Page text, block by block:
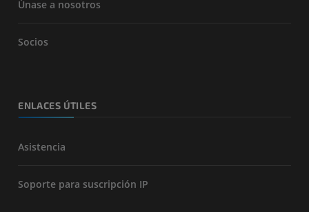
Únase a nosotros
Socios
ENLACES ÚTILES
Asistencia
Soporte para suscripción IP